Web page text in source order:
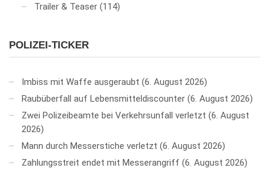
Trailer & Teaser (114)
POLIZEI-TICKER
Imbiss mit Waffe ausgeraubt 6. August 2026
Raubüberfall auf Lebensmitteldiscounter 6. August 2026
Zwei Polizeibeamte bei Verkehrsunfall verletzt 6. August
2026
Mann durch Messerstiche verletzt 6. August 2026
Zahlungsstreit endet mit Messerangriff 6. August 2026